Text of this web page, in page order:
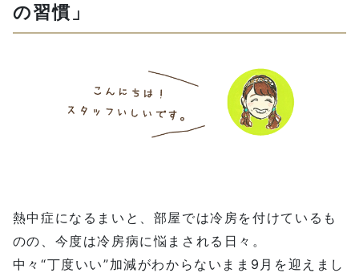
の習慣」
熱中症になるまいと、部屋では冷房を付けているも
のの、今度は冷房病に悩まされる日々。
中々“丁度いい”加減がわからないまま9月を迎えまし